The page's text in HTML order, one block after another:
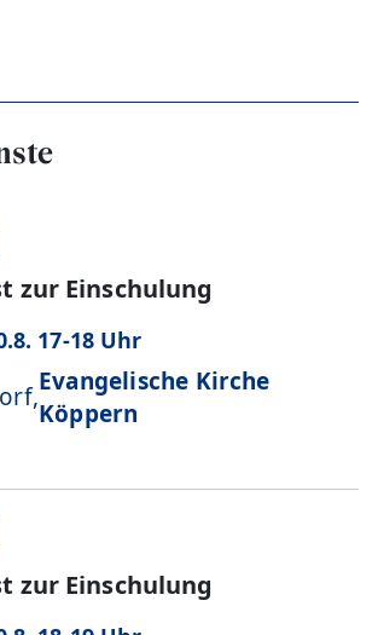
zur Einschulung
17-18 Uhr
Evangelische Kirche
Köppern
zur Einschulung